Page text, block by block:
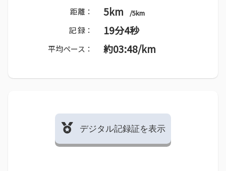
距離： 5km /5km
記 録： 19分4秒
平均ペース： 約03:48/km
デジタル記録証を表示